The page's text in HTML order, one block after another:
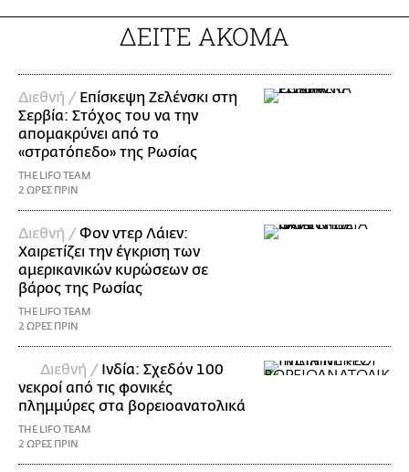
ΔΕΙΤΕ ΑΚΟΜΑ
Διεθνή / Επίσκεψη Ζελένσκι στη
Σερβία: Στόχος του να την
απομακρύνει από το
«στρατόπεδο» της Ρωσίας
THE LIFO TEAM
2 ΩΡΕΣ ΠΡΙΝ
Διεθνή /Φον ντερ Λάιεν:
Χαιρετίζει την έγκριση των
αμερικανικών κυρώσεων σε
βάρος της Ρωσίας
THE LIFO TEAM
2 ΩΡΕΣ ΠΡΙΝ
Διεθνή / Ινδία: Σχεδόν 100
νεκροί από τις φονικές
πλημμύρες στα βορειοανατολικά
THE LIFO TEAM
2 ΩΡΕΣ ΠΡΙΝ